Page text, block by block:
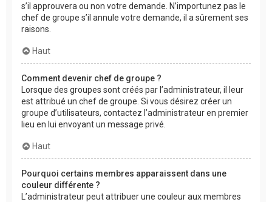
s’il approuvera ou non votre demande. N’importunez pas le
chef de groupe s’il annule votre demande, il a sûrement ses
raisons.
Haut
Comment devenir chef de groupe ?
Lorsque des groupes sont créés par l’administrateur, il leur
est attribué un chef de groupe. Si vous désirez créer un
groupe d’utilisateurs, contactez l’administrateur en premier
lieu en lui envoyant un message privé.
Haut
Pourquoi certains membres apparaissent dans une
couleur différente ?
L’administrateur peut attribuer une couleur aux membres